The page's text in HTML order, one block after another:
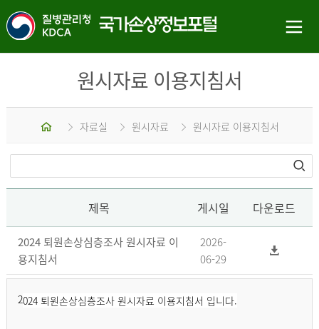
원시자료 이용지침서
홈 자료실 원시자료 원시자료 이용지침서
제목 게시일 다운로드
2024 퇴원손상심층조사 원시자료 이
용지침서
2026-
06-29
2024 퇴원손상심층조사 원시자료 이용지침서 입니다.